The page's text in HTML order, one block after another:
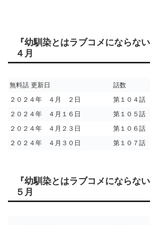
『幼馴染とはラブコメにならな
４月
無料話 更新日
話数
２０２４年 ４月 ２日
第１０４話
２０２４年 ４月１６日
第１０５話
２０２４年 ４月２３日
第１０６話
２０２４年 ４月３０日
第１０７話
『幼馴染とはラブコメにならな
５月